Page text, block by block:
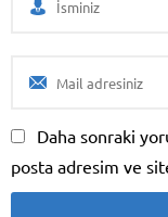
Daha sonraki
posta adresim ve